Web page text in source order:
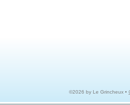
©2026 by Le Grincheux •